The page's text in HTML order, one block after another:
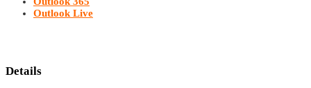
Outlook Live
Details